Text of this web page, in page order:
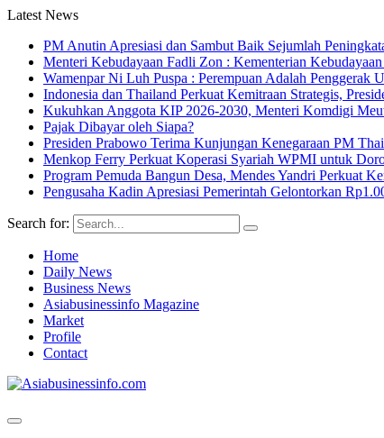
Latest News
PM Anutin Apresiasi dan Sambut Baik Sejumlah
Menteri Kebudayaan Fadli Zon : Kementerian
Wamenpar Ni Luh Puspa : Perempuan Adalah Penggerak
Indonesia dan Thailand Perkuat Kemitraan Strategis,
Kukuhkan Anggota KIP 2026-2030, Menteri Komdigi
Pajak Dibayar oleh Siapa?
Presiden Prabowo Terima Kunjungan Kenegaraan PM
Menkop Ferry Perkuat Koperasi Syariah WPMI untuk
Program Pemuda Bangun Desa, Mendes Yandri Perkuat
Pengusaha Kadin Apresiasi Pemerintah Gelontorkan
Search for:
Home
Daily News
Business News
Asiabusinessinfo Magazine
Market
Profile
Contact